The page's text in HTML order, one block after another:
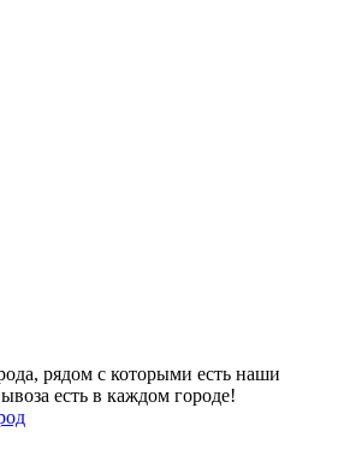
рядом с которыми есть наши
есть в каждом городе!